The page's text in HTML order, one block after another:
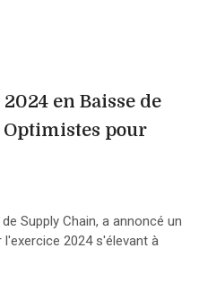
en Baisse de
Optimistes pour
Supply Chain, a annoncé un
2024 s'élevant à